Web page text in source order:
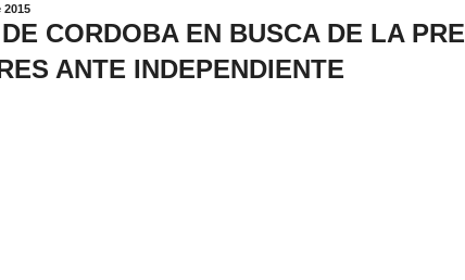
2015
CORDOBA EN BUSCA DE LA PRE
ANTE INDEPENDIENTE